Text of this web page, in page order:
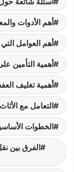
أهم الأدوات
أهم العوامل
أهمية التأمين
أهمية تغليف
التعامل مع
الخطوات
الفرق بين